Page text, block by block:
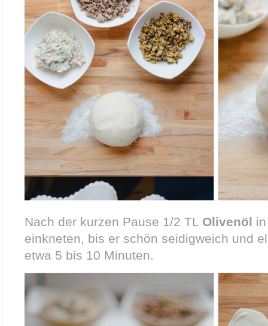
Nach der kurzen Pause 1/2 TL Olivenöl
einkneten, bis er schön seidigweich und
etwa 5 bis 10 Minuten.